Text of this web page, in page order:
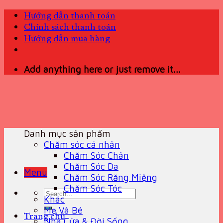
Skip
content
Hướng dẫn thanh toán
Chính sách thanh toán
Hướng dẫn mua hàng
Add anything here or just remove it...
Menu
Search
for:
Trang chủ
Danh mục sản phẩm
Chăm sóc cá nhân
Chăm Sóc Chân
Chăm Sóc Da
Chăm Sóc Răng Miệng
Chăm Sóc Tóc
Khác
Mẹ Và Bé